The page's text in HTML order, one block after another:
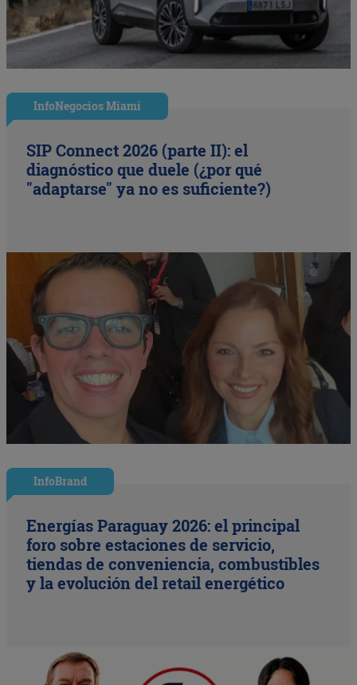
InfoNegocios Miami
SIP Connect 2026 (parte II): el
diagnóstico que duele (¿por qué
"adaptarse" ya no es suficiente?)
InfoBrand
Energías Paraguay 2026: el principal
foro sobre estaciones de servicio,
tiendas de conveniencia, combustibles
y la evolución del retail energético